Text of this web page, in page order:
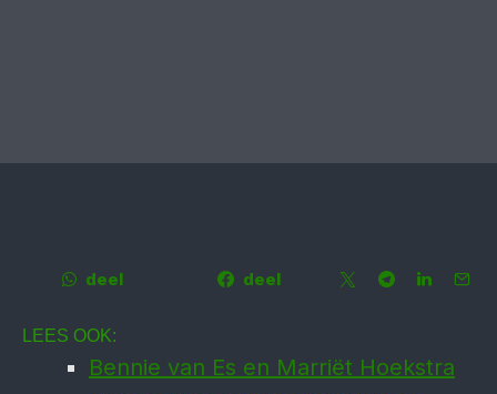
deel deel
LEES OOK:
Bennie van Es en Marriët Hoekstra